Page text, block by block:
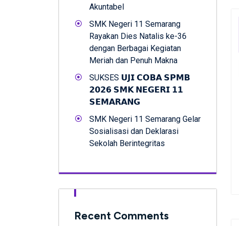
Akuntabel
SMK Negeri 11 Semarang
Rayakan Dies Natalis ke-36
dengan Berbagai Kegiatan
Meriah dan Penuh Makna
SUKSES 𝗨𝗝𝗜 𝗖𝗢𝗕𝗔 𝗦𝗣𝗠𝗕
𝟮𝟬𝟮𝟲 𝗦𝗠𝗞 𝗡𝗘𝗚𝗘𝗥𝗜 𝟭𝟭
𝗦𝗘𝗠𝗔𝗥𝗔𝗡𝗚
SMK Negeri 11 Semarang Gelar
Sosialisasi dan Deklarasi
Sekolah Berintegritas
Recent Comments